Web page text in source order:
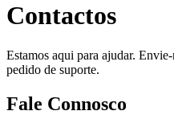
Contactos
Estamos aqui para ajudar.
pedido de suporte.
Fale Connosco